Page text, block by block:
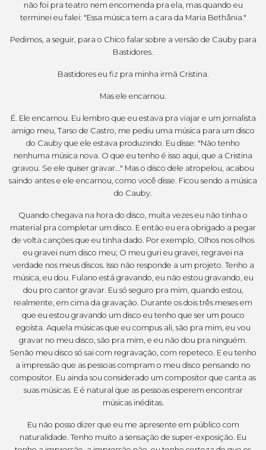
não foi pra teatro nem encomenda pra ela, mas quando eu
terminei eu falei: "Essa música tem a cara da Maria Bethânia."
Pedimos, a seguir, para o Chico falar sobre a versão de Cauby para
Bastidores.
Bastidores eu fiz pra minha irmã Cristina.
Mas ele encarnou.
É. Ele encarnou. Eu lembro que eu estava pra viajar e um jornalista
amigo meu, Tarso de Castro, me pediu uma música para um disco
do Cauby que ele estava produzindo. Eu disse: "Não tenho
nenhuma música nova. O que eu tenho é isso aqui, que a Cristina
gravou. Se ele quiser gravar..." Mas o disco dele atropelou, acabou
saindo antes e ele encarnou, como você disse. Ficou sendo a música
do Cauby.
Quando chegava na hora do disco, muita vezes eu não tinha o
material pra completar um disco. E então eu era obrigado a pegar
de volta canções que eu tinha dado. Por exemplo, Olhos nos olhos
eu gravei num disco meu; O meu guri eu gravei, regravei na
verdade nos meus discos. Isso não responde a um projeto. Tenho a
música, eu dou. Fulano está gravando, eu não estou gravando, eu
dou pro cantor gravar. Eu só seguro pra mim, quando estou,
realmente, em cima da gravação. Durante os dois três meses em
que eu estou gravando um disco eu tenho que ser um pouco
egoísta. Aquela músicas que eu compus ali, são pra mim, eu vou
gravar no meu disco, são pra mim, e eu não dou pra ninguém.
Senão meu disco só sai com regravação, com repeteco. E eu tenho
a impressão que as pessoas compram o meu disco pensando no
compositor. Eu ainda sou considerado um compositor que canta as
suas músicas. E é natural que as pessoas esperem encontrar
músicas inéditas.
Eu não posso dizer que eu me apresente em público com
naturalidade. Tenho muito a sensação de super-exposição. Eu